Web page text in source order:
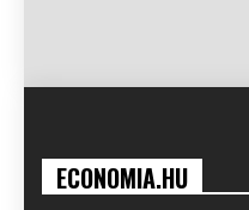
ECONOMIA.HU